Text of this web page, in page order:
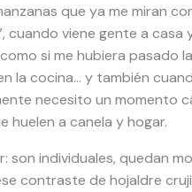
que ya me miran
cuando viene gente a casa
si me hubiera pasado
la cocina… y también
necesito un momento
huelen a canela y hogar.
son individuales, quedan
contraste de hojaldre